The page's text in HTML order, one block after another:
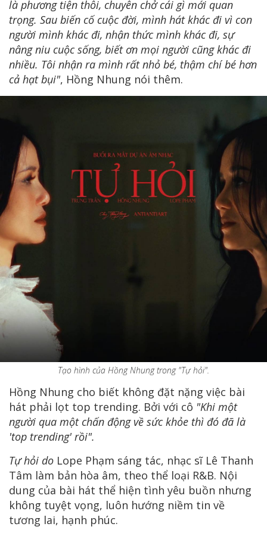
là phương tiện thôi, chuyên chở cái gì mới quan
trọng. Sau biến cố cuộc đời, mình hát khác đi vì con
người mình khác đi, nhận thức mình khác đi, sự
nâng niu cuộc sống, biết ơn mọi người cũng khác đi
nhiều. Tôi nhận ra mình rất nhỏ bé, thậm chí bé hơn
cả hạt bụi", Hồng Nhung nói thêm.
Tạo hình của Hồng Nhung trong "Tự hỏi".
Hồng Nhung cho biết không đặt nặng việc bài
hát phải lọt top trending. Bởi với cô "Khi một
người qua một chấn động về sức khỏe thì đó đã là
'top trending' rồi".
Tự hỏi do Lope Phạm sáng tác, nhạc sĩ Lê Thanh
Tâm làm bản hòa âm, theo thể loại R&B. Nội
dung của bài hát thể hiện tình yêu buồn nhưng
không tuyệt vọng, luôn hướng niềm tin về
tương lai, hạnh phúc.